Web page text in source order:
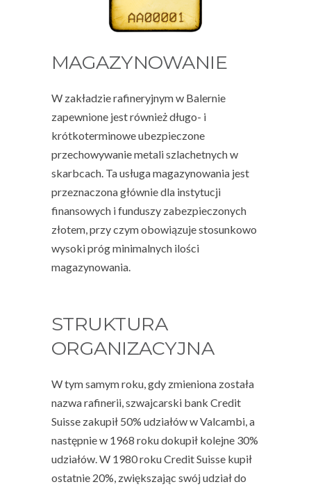
MAGAZYNOWANIE
W zakładzie rafineryjnym w Balernie
zapewnione jest również długo- i
krótkoterminowe ubezpieczone
przechowywanie metali szlachetnych w
skarbcach. Ta usługa magazynowania jest
przeznaczona głównie dla instytucji
finansowych i funduszy zabezpieczonych
złotem, przy czym obowiązuje stosunkowo
wysoki próg minimalnych ilości
magazynowania.
STRUKTURA
ORGANIZACYJNA
W tym samym roku, gdy zmieniona została
nazwa rafinerii, szwajcarski bank Credit
Suisse zakupił 50% udziałów w Valcambi, a
następnie w 1968 roku dokupił kolejne 30%
udziałów. W 1980 roku Credit Suisse kupił
ostatnie 20%, zwiększając swój udział do